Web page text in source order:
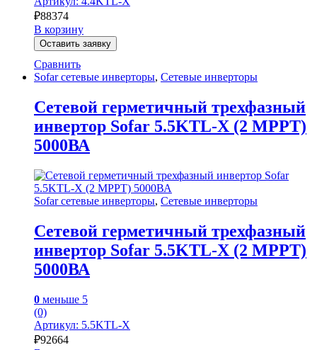
₽88374
В корзину
Оставить заявку
Сравнить
Sofar сетевые инверторы, Сетевые инверторы
Сетевой герметичный трехфазный
инвертор Sofar 5.5KTL-X (2 MPPT)
5000ВА
Sofar сетевые инверторы, Сетевые инверторы
Сетевой герметичный трехфазный
инвертор Sofar 5.5KTL-X (2 MPPT)
5000ВА
0 меньше 5
(0)
Артикул: 5.5KTL-X
₽92664